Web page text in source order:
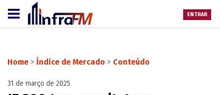
ENTRAR
Home > Índice de Mercado > Conteúdo
31 de março de 2025